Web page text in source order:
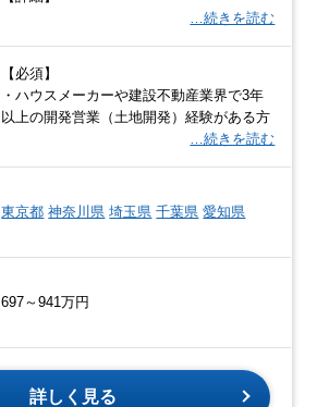
…続きを読む
【必須】
・ハウスメーカーや建設不動産業界で3年
以上の開発営業（土地開発）経験がある方
…続きを読む
東京都 神奈川県 埼玉県 千葉県 愛知県
697～941万円
詳しく見る